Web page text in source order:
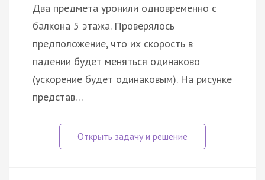
Два предмета уронили одновременно с
балкона 5 этажа. Проверялось
предположение, что их скорость в
падении будет меняться одинаково
(ускорение будет одинаковым). На рисунке
представ…